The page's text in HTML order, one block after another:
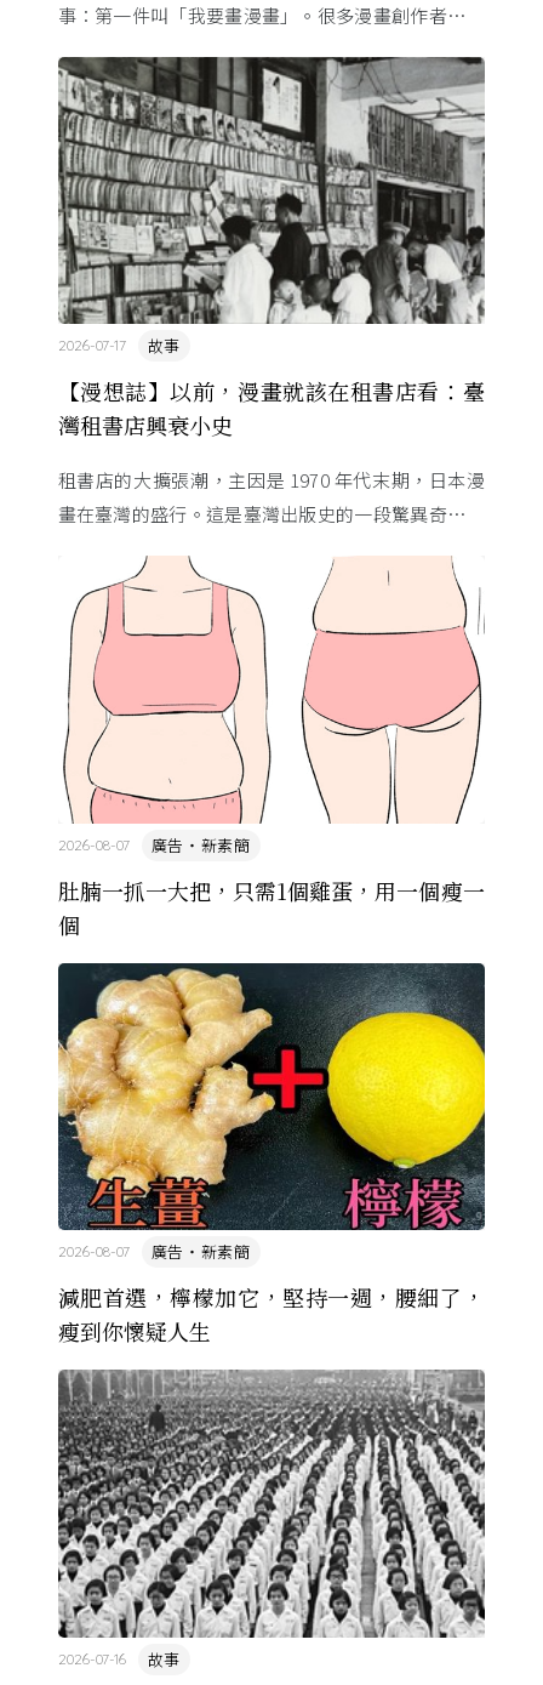
事：第一件叫「我要畫漫畫」。很多漫畫創作者從小
畫畫怎麼活？」
【漫想誌】以前，漫畫就該在租書店看：臺
灣租書店興衰小史
故事
2026-07-17
租書店的大擴張潮，主因是 1970 年代末期，日本漫
畫在臺灣的盛行。這是臺灣出版史的一段驚異奇航。
的協定保護 ...
肚腩一抓一大把，只需1個雞蛋，用一個瘦一
個
廣告・新素簡
2026-08-07
減肥首選，檸檬加它，堅持一週，腰細了，
瘦到你懷疑人生
廣告・新素簡
2026-08-07
故事
2026-07-16